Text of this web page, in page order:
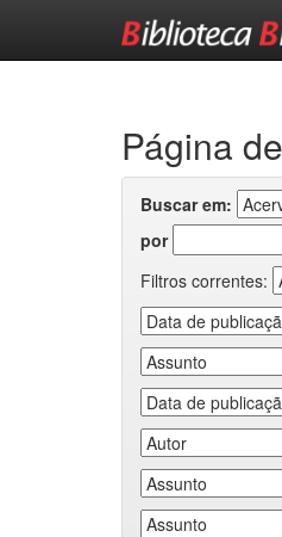
Página
Buscar em:
por
Filtros correntes: